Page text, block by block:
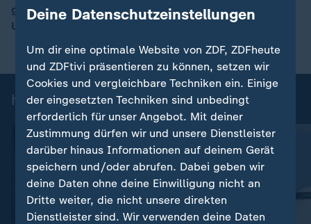
00:17
globalen Zoll von 15 Prozent auf alle Importe in die
USA an.
heute 19:00 Uhr: Einzelbeiträge
Deine Datenschutzeinstellungen
Um dir eine optimale Website von ZDF, ZDFheute
und ZDFtivi präsentieren zu können, setzen wir
Cookies und vergleichbare Techniken ein. Einige
der eingesetzten Techniken sind unbedingt
erforderlich für unser Angebot. Mit deiner
Zustimmung dürfen wir und unsere Dienstleister
darüber hinaus Informationen auf deinem Gerät
speichern und/oder abrufen. Dabei geben wir
deine Daten ohne deine Einwilligung nicht an
Dritte weiter, die nicht unsere direkten
Dienstleister sind. Wir verwenden deine Daten